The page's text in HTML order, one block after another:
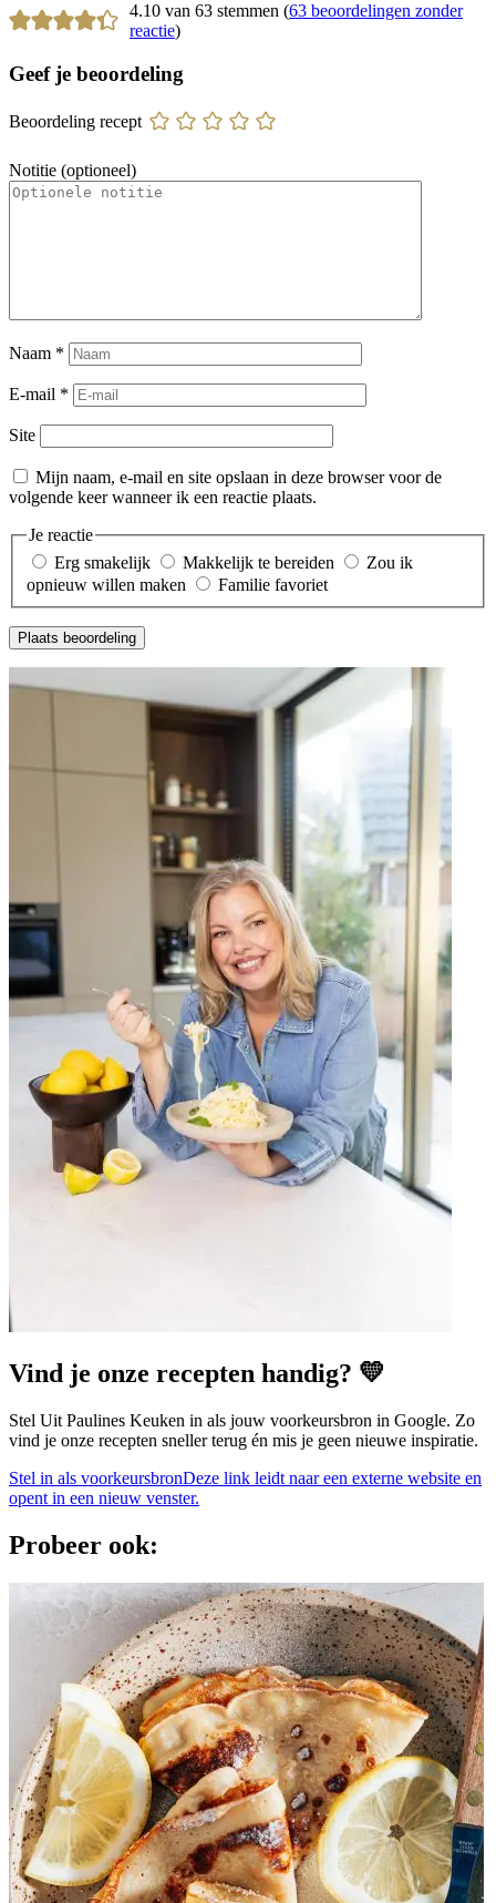
4.10 van 63 stemmen (63 beoordelingen zonder
reactie)
Geef je beoordeling
Beoordeling recept
Notitie (optioneel)
Naam *
E-mail *
Site
Mijn naam, e-mail en site opslaan in deze browser voor de
volgende keer wanneer ik een reactie plaats.
Je reactie
Erg smakelijk
Makkelijk te bereiden
Zou ik
opnieuw willen maken
Familie favoriet
Plaats beoordeling
Vind je onze recepten handig? 💛
Stel Uit Paulines Keuken in als jouw voorkeursbron in Google. Zo
vind je onze recepten sneller terug én mis je geen nieuwe inspiratie.
Stel in als voorkeursbronDeze link leidt naar een externe website en
opent in een nieuw venster.
Probeer ook: